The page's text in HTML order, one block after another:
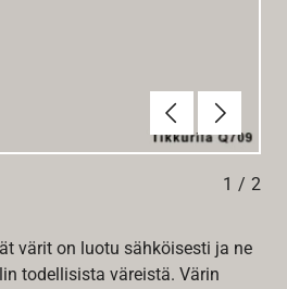
Edellinen
1 / 2
värit on luotu sähköisesti ja ne
todellisista väreistä. Värin